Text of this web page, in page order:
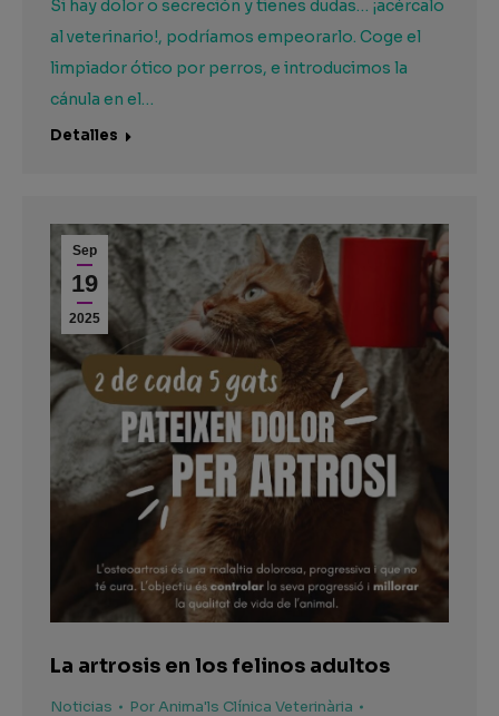
Si hay dolor o secreción y tienes dudas… ¡acércalo
al veterinario!, podríamos empeorarlo. Coge el
limpiador ótico por perros, e introducimos la
cánula en el…
Detalles
Sep
19
2025
La artrosis en los felinos adultos
Noticias PorAnima'ls Clínica Veterinària